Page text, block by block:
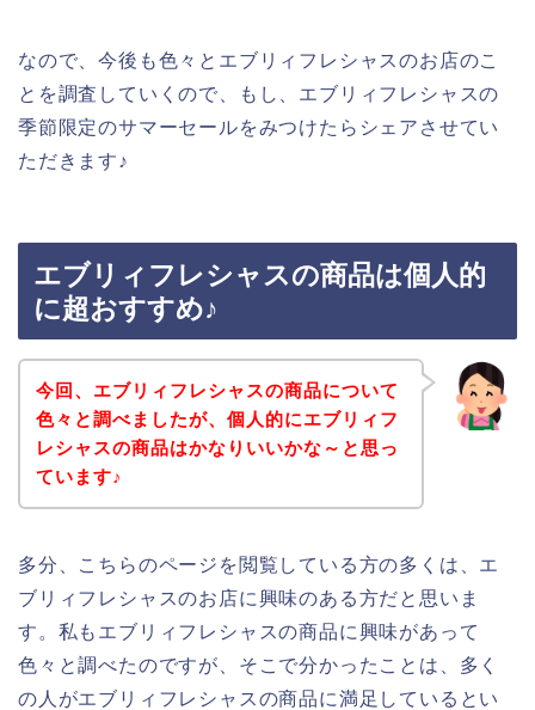
なので、今後も色々とエブリィフレシャスのお店のこ
とを調査していくので、もし、エブリィフレシャスの
季節限定のサマーセールをみつけたらシェアさせてい
ただきます♪
エブリィフレシャスの商品は個人的
に超おすすめ♪
今回、エブリィフレシャスの商品について
色々と調べましたが、個人的にエブリィフ
レシャスの商品はかなりいいかな～と思っ
ています♪
多分、こちらのページを閲覧している方の多くは、エ
ブリィフレシャスのお店に興味のある方だと思いま
す。私もエブリィフレシャスの商品に興味があって
色々と調べたのですが、そこで分かったことは、多く
の人がエブリィフレシャスの商品に満足しているとい